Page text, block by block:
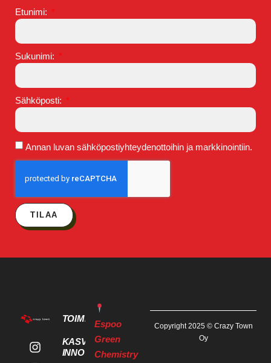
Etunimi:
Sukunimi:
Sähköposti:
Annan luvan sähköpostiyhteydenottoihin ja markkinointiin.
TILAA
TOIMITILAT
KASVU- JA
INNOVAATIOPALVELUT
Espoo
Green
Chemistry
Copyright 2025 © Crazy Town
Oy